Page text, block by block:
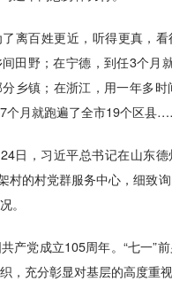
百姓更近，听得更真，看
田野；在宁德，到任3个月
乡镇；在浙江，用一年多
个月就跑遍了全市19个区县
，习近平总书记在山东德
村的村党群服务中心，细致
。
党成立105周年。“七一”前
，充分彰显对基层的高度重视